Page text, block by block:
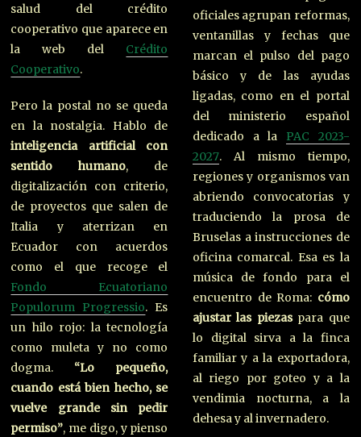
salud del crédito
cooperativo que aparece en
la web del Crédito
Cooperativo.
Pero la postal no se queda
en la nostalgia. Hablo de
inteligencia artificial con
sentido humano, de
digitalización con criterio,
de proyectos que salen de
Italia y aterrizan en
Ecuador con acuerdos
como el que recoge el
Fondo Ecuatoriano
Populorum Progressio. Es
un hilo rojo: la tecnología
como muleta y no como
dogma. “Lo pequeño,
cuando está bien hecho, se
vuelve grande sin pedir
permiso”, me digo, y pienso
oficiales agrupan reformas,
ventanillas y fechas que
marcan el pulso del pago
básico y de las ayudas
ligadas, como en el portal
del ministerio español
dedicado a la PAC 2023-
2027. Al mismo tiempo,
regiones y organismos van
abriendo convocatorias y
traduciendo la prosa de
Bruselas a instrucciones de
oficina comarcal. Esa es la
música de fondo para el
encuentro de Roma: cómo
ajustar las piezaspara que
lo digital sirva a la finca
familiar y a la exportadora,
al riego por goteo y a la
vendimia nocturna, a la
dehesa y al invernadero.